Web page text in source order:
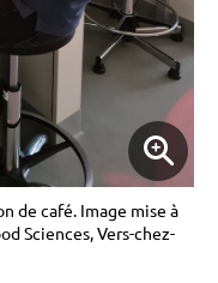
de café. Image mise à
Sciences, Vers-chez-